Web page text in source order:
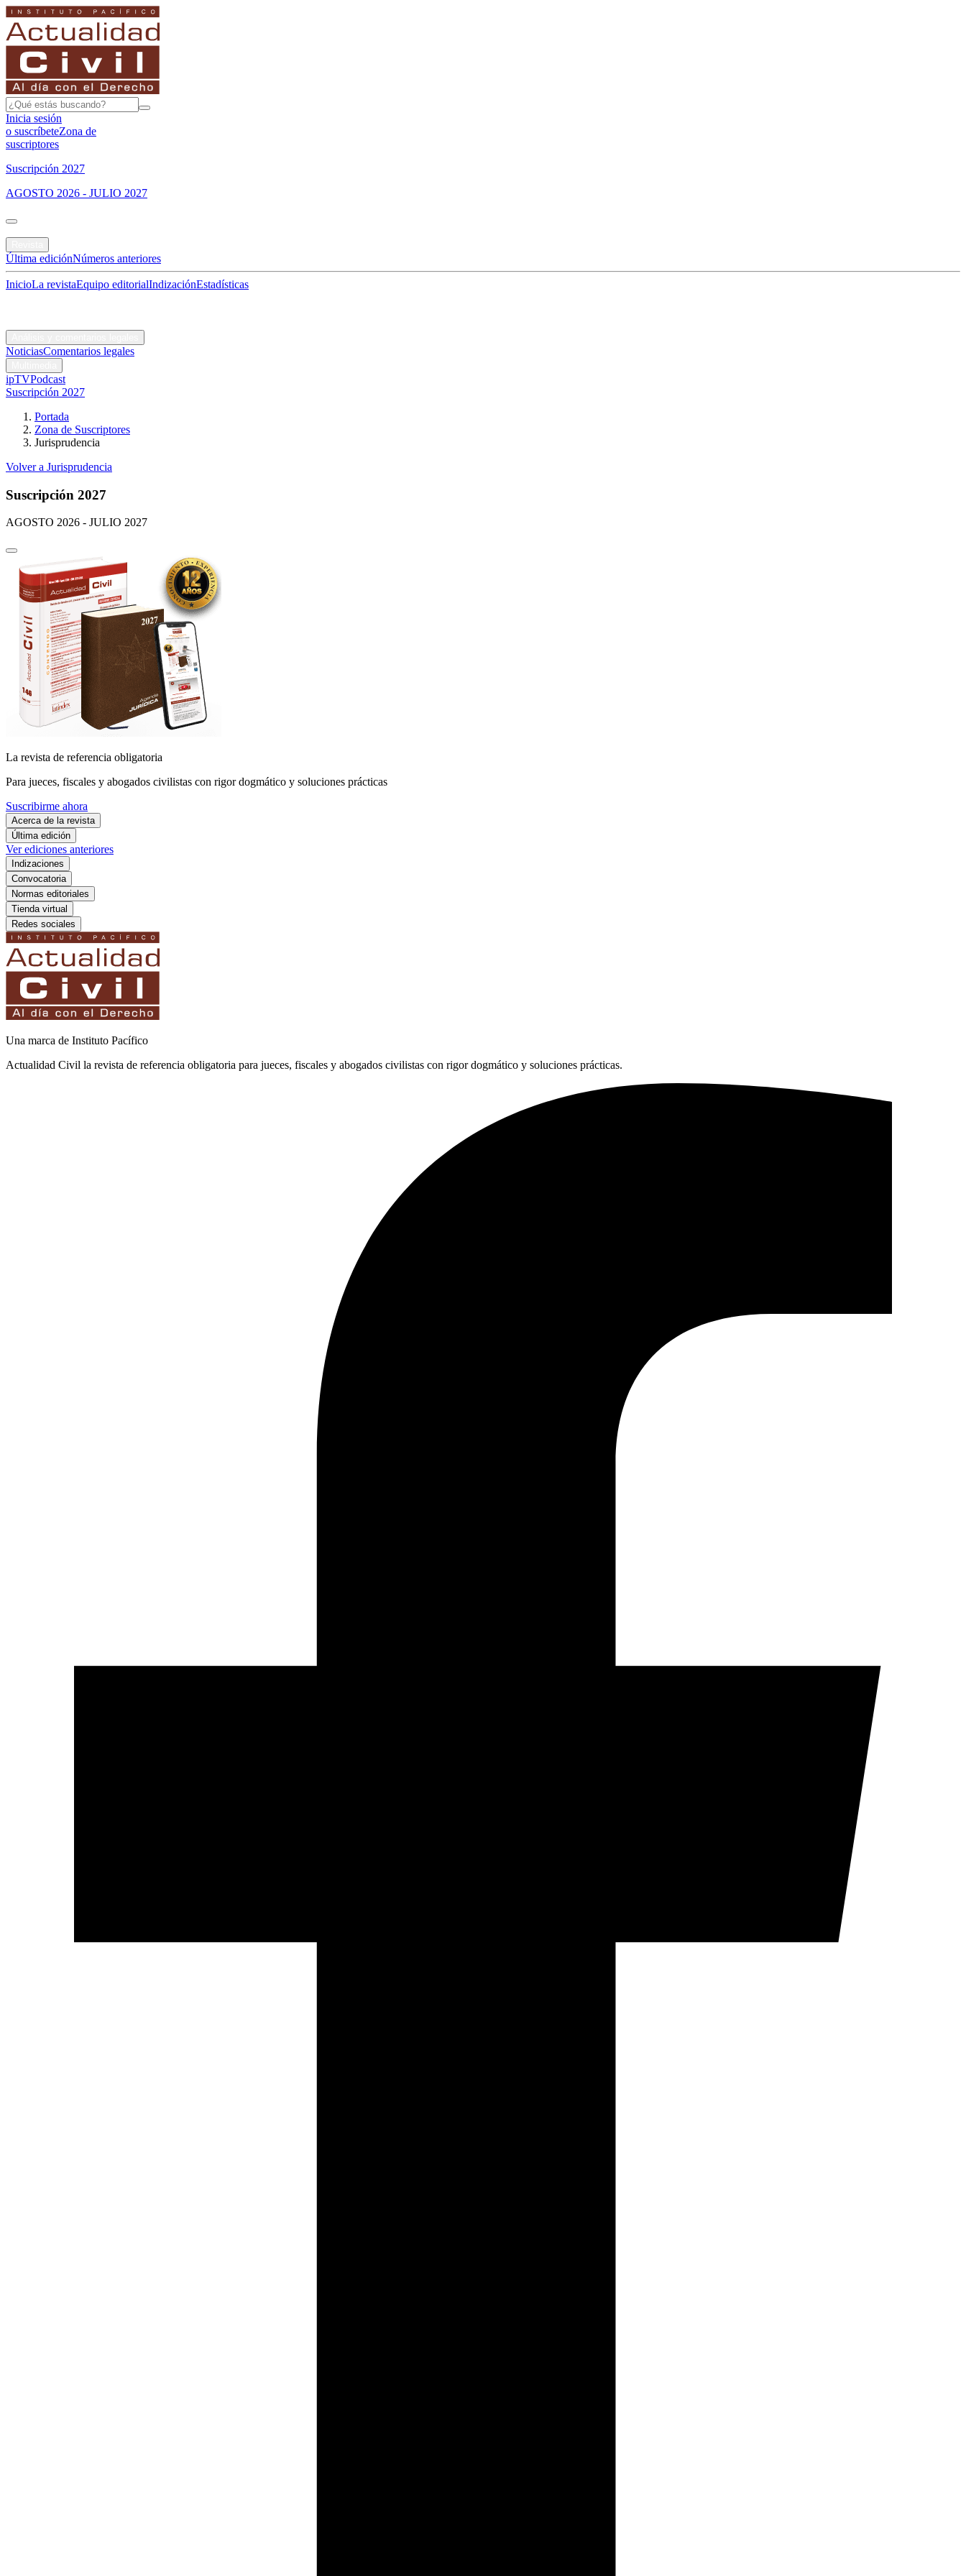
Inicia sesión
o suscríbeteZona de
suscriptores
Suscripción 2027
AGOSTO 2026 - JULIO 2027
Última ediciónNúmeros anteriores
InicioLa revistaEquipo editorialIndizaciónEstadísticas
NoticiasComentarios legales
ipTVPodcast
Suscripción 2027
Portada
Zona de Suscriptores
Jurisprudencia
Volver a Jurisprudencia
Suscripción 2027
AGOSTO 2026 - JULIO 2027
La revista de referencia obligatoria
Para jueces, fiscales y abogados civilistas con rigor dogmático y soluciones prácticas
Suscribirme ahora
Acerca de la revista
Última edición
Ver ediciones anteriores
Indizaciones
Convocatoria
Normas editoriales
Tienda virtual
Redes sociales
Una marca de Instituto Pacífico
Actualidad Civil la revista de referencia obligatoria para jueces, fiscales y abogados civilistas con rigor dogmático y soluciones prácticas.